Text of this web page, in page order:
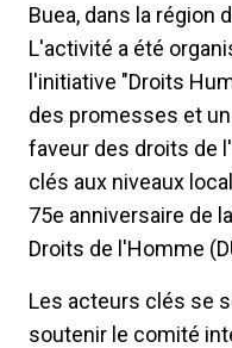
Buea, dans la région
L'activité a été
l'initiative "Droits
des promesses et
faveur des droits de
clés aux niveaux
75e anniversaire de
Droits de l'Homme
Les acteurs clés se
soutenir le comité